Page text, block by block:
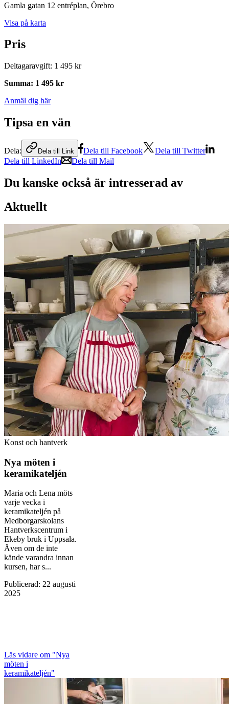
Gamla gatan 12 entréplan, Örebro
Visa på karta
Pris
Deltagaravgift: 1 495 kr
Summa: 1 495 kr
Anmäl dig här
Tipsa en vän
Dela: Dela till Link Dela till Facebook
Dela till Twitter
Dela till LinkedIn
Dela till Mail
Du kanske också är intresserad av
Aktuellt
Konst och hantverk
Nya möten i
keramikateljén
Maria och Lena möts
varje vecka i
keramikateljén på
Medborgarskolans
Hantverkscentrum i
Ekeby bruk i Uppsala.
Även om de inte
kände varandra innan
kursen, har s...
Publicerad: 22 augusti
2025
Läs vidare om "Nya
möten i
keramikateljén"